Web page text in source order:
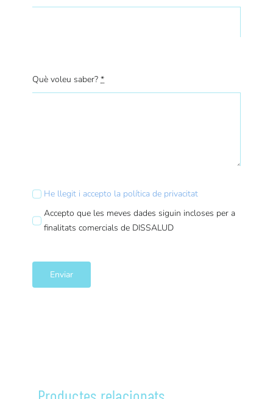
Què voleu saber?*
He llegit i accepto la política de privacitat
Accepto que les meves dades siguin incloses per a
finalitats comercials de DISSALUD
Enviar
Productes relacionats